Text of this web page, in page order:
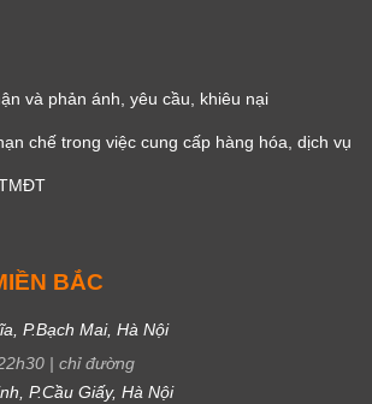
và phản ánh, yêu cầu, khiêu nại
chế trong việc cung cấp hàng hóa, dịch vụ
BẮC
P.Bạch Mai, Hà Nội
| chỉ đường
P.Cầu Giấy, Hà Nội